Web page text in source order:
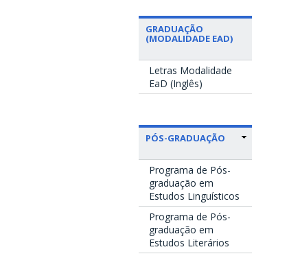
GRADUAÇÃO
(MODALIDADE EAD)
Letras Modalidade
EaD (Inglês)
PÓS-GRADUAÇÃO
Programa de Pós-
graduação em
Estudos Linguísticos
Programa de Pós-
graduação em
Estudos Literários